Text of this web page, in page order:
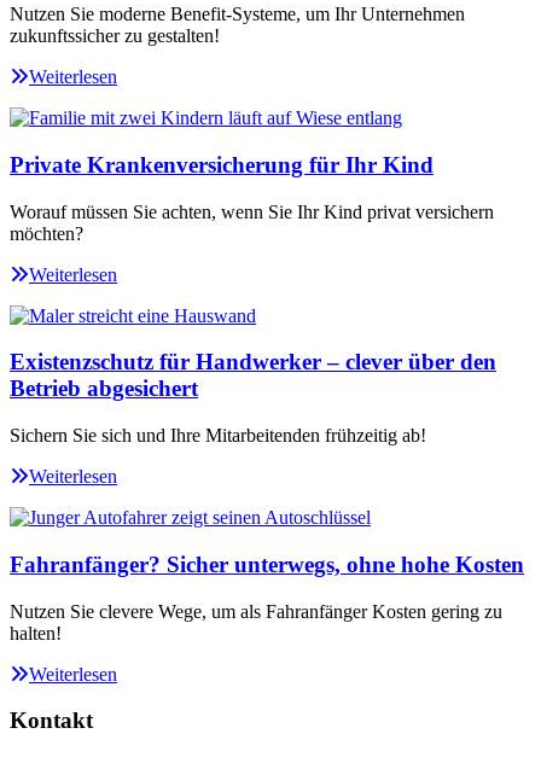
Nutzen Sie moderne Benefit-Systeme, um Ihr Unternehmen
zukunftssicher zu gestalten!
Weiterlesen
Private Krankenversicherung für Ihr Kind
Worauf müssen Sie achten, wenn Sie Ihr Kind privat versichern
möchten?
Weiterlesen
Existenzschutz für Handwerker – clever über den
Betrieb abgesichert
Sichern Sie sich und Ihre Mitarbeitenden frühzeitig ab!
Weiterlesen
Fahranfänger? Sicher unterwegs, ohne hohe Kosten
Nutzen Sie clevere Wege, um als Fahranfänger Kosten gering zu
halten!
Weiterlesen
Kontakt